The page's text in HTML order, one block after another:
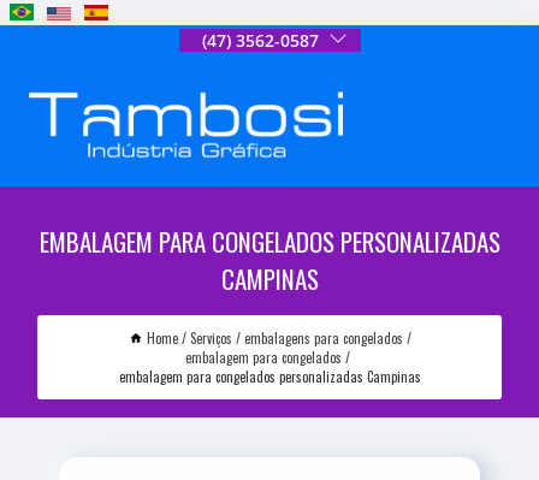
(47) 3562-0587
EMBALAGEM PARA CONGELADOS PERSONALIZADAS
CAMPINAS
Home Serviços
embalagens para congelados
embalagem para congelados
embalagem para congelados personalizadas Campinas